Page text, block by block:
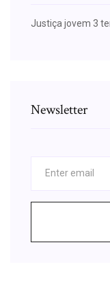
Justiça jovem 3
Newsletter